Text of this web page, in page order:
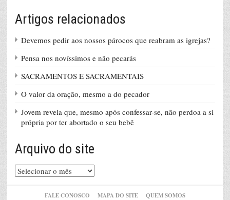
Artigos relacionados
Devemos pedir aos nossos párocos que reabram as igrejas?
Pensa nos novíssimos e não pecarás
SACRAMENTOS E SACRAMENTAIS
O valor da oração, mesmo a do pecador
Jovem revela que, mesmo após confessar-se, não perdoa a si
própria por ter abortado o seu bebê
Arquivo do site
Arquivo
do
FALE CONOSCO MAPA DO SITE QUEM SOMOS